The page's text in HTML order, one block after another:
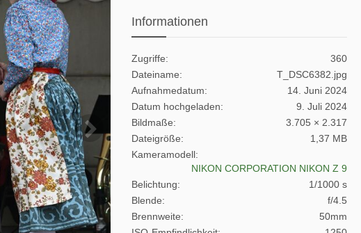
Informationen
Zugriffe
360
Dateiname
T_DSC6382.jpg
Aufnahmedatum
14. Juni 2024
Datum hochgeladen
9. Juli 2024
Bildmaße
3.705 × 2.317
Dateigröße
1,37 MB
Kameramodell
NIKON CORPORATION NIKON Z 9
Belichtung
1/1000 s
Blende
f/4.5
Brennweite
50mm